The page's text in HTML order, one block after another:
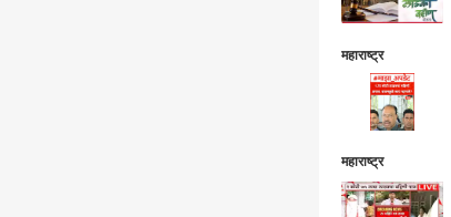
महाराष्ट्र
महाराष्ट्र